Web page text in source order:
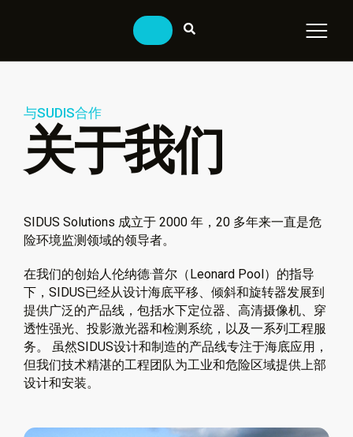
与SUDIS合作
关于我们
SIDUS Solutions 成立于 2000 年，20 多年来一直是危
险环境监测领域的领导者。
在我们的创始人伦纳德·普尔（Leonard Pool）的指导
下，SIDUS已经从设计海底平移、倾斜和旋转器发展到
提供广泛的产品线，包括水下定位器、高清摄像机、穿
透性强光、投影激光器和检测系统，以及一系列工程服
务。 虽然SIDUS设计和制造的产品线专注于海底应用，
但我们技术精湛的工程团队为工业和危险区域提供上部
设计和安装。